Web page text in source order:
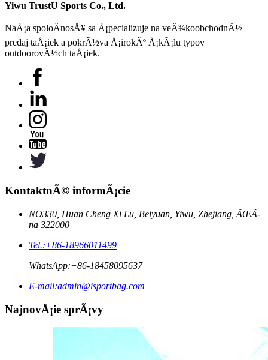
Yiwu TrustU Sports Co., Ltd.
NaÅ¡a spoloÄnosÅ¥ sa Å¡pecializuje na veÄ¾koobchodnÃ½
predaj taÅ¡iek a pokrÃ½va Å¡irokÃº Å¡kÃ¡lu typov
outdoorovÃ½ch taÅ¡iek.
KontaktnÃ© informÃ¡cie
NO330, Huan Cheng Xi Lu, Beiyuan, Yiwu, Zhejiang, ÄŒÃ­
na 322000
Tel.:+86-18966011499
WhatsApp:+86-18458095637
E-mail:admin@isportbag.com
NajnovÅ¡ie sprÃ¡vy